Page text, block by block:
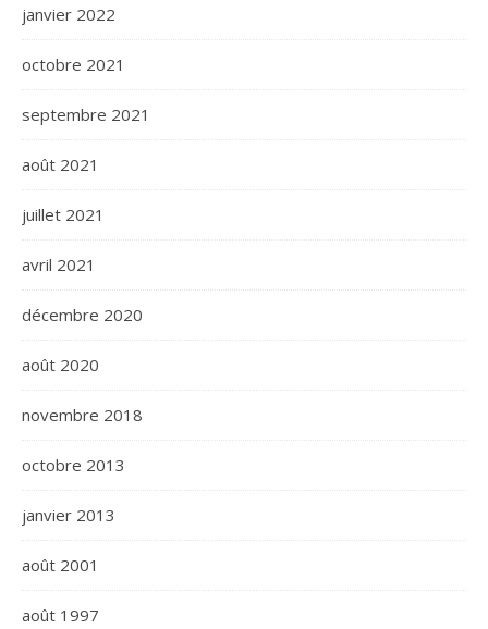
janvier 2022
octobre 2021
septembre 2021
août 2021
juillet 2021
avril 2021
décembre 2020
août 2020
novembre 2018
octobre 2013
janvier 2013
août 2001
août 1997